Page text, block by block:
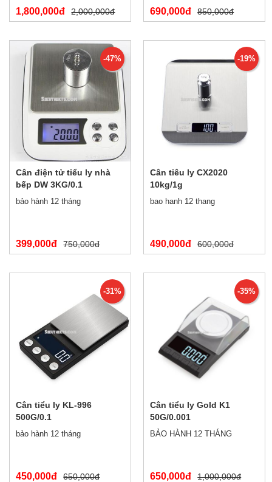
1,800,000đ 2,000,000đ 690,000đ 850,000đ
-47%
Cân điện tử tiểu ly nhà
bếp DW 3KG/0.1
bảo hành 12 tháng
399,000đ 750,000đ
-19%
Cân tiêu ly CX2020
10kg/1g
bao hanh 12 thang
490,000đ 600,000đ
-31%
Cân tiểu ly KL-996
500G/0.1
bảo hành 12 tháng
450,000đ 650,000đ
-35%
Cân tiểu ly Gold K1
50G/0.001
BẢO HÀNH 12 THÁNG
650,000đ 1,000,000đ